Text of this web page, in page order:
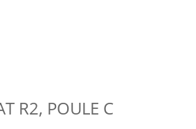
R2, POULE C